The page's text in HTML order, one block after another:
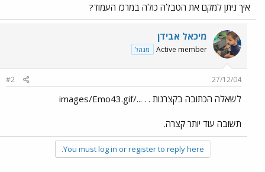
איך ניתן למקם את הטבלה כולה במרכז העמוד?
מיכאל אבידן
Active member מנהל
27/12/04
#2
לשאלה הכתובה בקצרנות . . .../images/Emo43.gif
תשובה עוד יותר קצרה.
You must log in or register to reply here.